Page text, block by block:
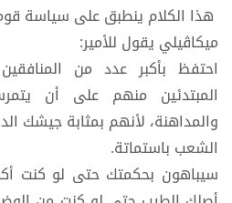
هذا الكلام ينطبق على سياسة
ميكاڤيلي يقول للأمير:
احتفظ بأكبر عدد من
المبتدئين منهم على أن
والمداهنة، لأنهم بمثابة جيشك
الشعب باستماتة.
سيباهون بحكمتك حتى لو كنت